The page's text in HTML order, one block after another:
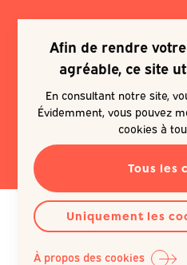
Je souhaite
EN
Afin de rendre
agréable, ce site
En consultant notre site,
Évidemment, vous pouvez
cookies à
Tous les
Uniquement les
À propos des cookies